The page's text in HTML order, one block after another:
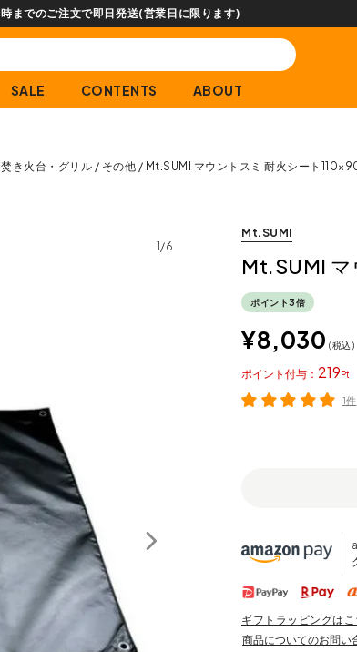
【会員限定】交換送料片道無料サービス
SALE CONTENTS ABOUT
焚き火台・グリル その他 Mt.SUMI マウントスミ 耐火シート
1/6
Mt.SUMI
Mt.SUMI
ポイント3倍
¥8,030 税込
219
ポイント
1件
ギフトラッピングはこ
商品についてのお問い